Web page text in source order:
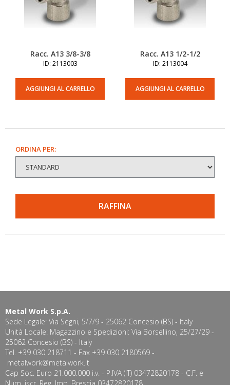
Racc. A13 3/8-3/8
ID: 2113003
AGGIUNGI AL CARRELLO
Racc. A13 1/2-1/2
ID: 2113004
AGGIUNGI AL CARRELLO
ORDINA PER:
RAFFINA
Metal Work S.p.A.
Sede Legale: Via Segni, 5/7/9 - 25062 Concesio (BS) - Italy
Unità Locale: Magazzino e Spedizioni: Via Borsellino, 25/27/29 -
25062 Concesio (BS) - Italy
Tel. +39 030 218711 - Fax +39 030 2180569 -
metalwork@metalwork.it
Cap Soc. Euro 21.000.000 i.v. - P.IVA (IT) 03472820178 - C.F. e